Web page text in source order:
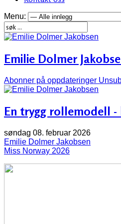
Menu:
Emilie Dolmer
Abonner på oppdateringer
En trygg rollemodell
søndag 08. februar 2026
Emilie Dolmer Jakobsen
Miss Norway 2026